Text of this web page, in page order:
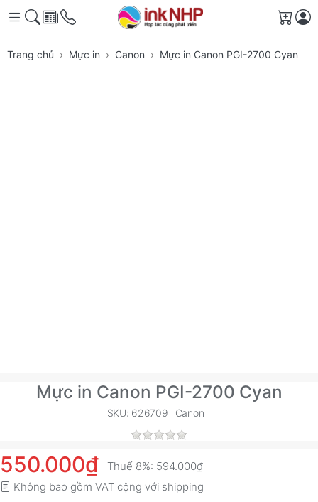
Giỏ
Trang chủ Mực in Canon Mực in Canon PGI-2700 Cyan
Mực in Canon PGI-2700 Cyan
SKU: 626709 Canon
550.000₫ Thuế 8%: 594.000₫
Không bao gồm VAT cộng với shipping